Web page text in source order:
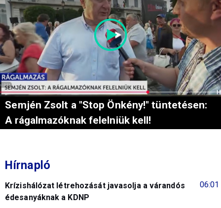
Semjén Zsolt a "Stop Önkény!" tüntetésen:
A rágalmazóknak felelniük kell!
Hírnapló
06:01
Krízishálózat létrehozását javasolja a várandós
édesanyáknak a KDNP